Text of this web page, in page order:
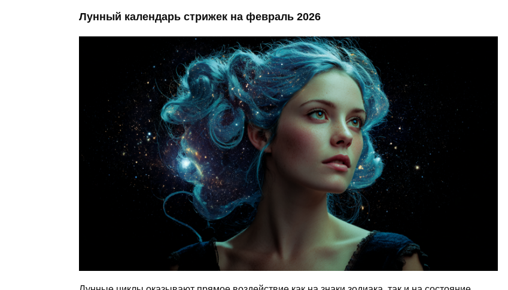
Лунный календарь стрижек на февраль 2026